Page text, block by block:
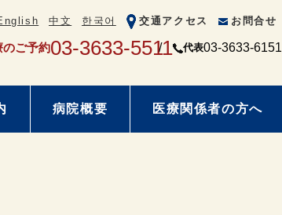
中文 한국어 交通アクセス お問合せ
のご予約03-3633-5511 代表03-3633-6151
病院概要 医療関係者の方へ